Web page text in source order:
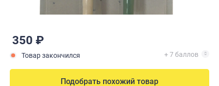
350 ₽
Товар закончился + 7 баллов
Подобрать похожий товар